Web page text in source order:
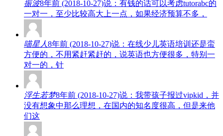
振波8年前 (2018-10-27)说：有钱的话可以考虑tutorabc的
一对一，至少比较高大上一点，如果经济预算不多，
喵星人8年前 (2018-10-27)说：在线少儿英语培训还是蛮
方便的，不用紧赶紧赶的，说英语也方便很多，特别一
对一的，针
浮生若梦8年前 (2018-10-27)说：我带孩子报过vipkid，并
没有想象中那么理想，在国内的知名度很高，但是来他
们这